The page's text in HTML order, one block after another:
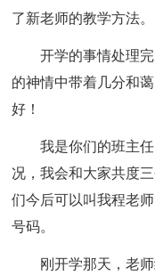
了新老师的教学方法。
开学的事情处理
的神情中带着几分和
好！
我是你们的班主
况，我会和大家共度
们今后可以叫我程老
号码。
刚开学那天，老